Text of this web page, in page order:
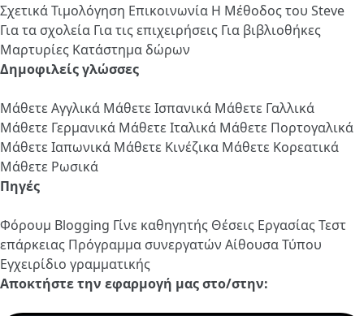
ΣχετικάΤιμολόγηση Επικοινωνία Η Μέθοδος του Steve
Για τα σχολεία Για τις επιχειρήσεις Για βιβλιοθήκες
Μαρτυρίες Κατάστημα δώρων
Δημοφιλείς γλώσσες
Μάθετε Αγγλικά Μάθετε Ισπανικά Μάθετε Γαλλικά
Μάθετε Γερμανικά Μάθετε Ιταλικά Μάθετε Πορτογαλικά
Μάθετε Ιαπωνικά Μάθετε Κινέζικα Μάθετε Κορεατικά
Μάθετε Ρωσικά
Πηγές
Φόρουμ Blogging Γίνε καθηγητής Θέσεις ΕργασίαςΤεστ
επάρκειας Πρόγραμμα συνεργατών Αίθουσα Τύπου
Εγχειρίδιο γραμματικής
Αποκτήστε την εφαρμογή μας στο/στην: